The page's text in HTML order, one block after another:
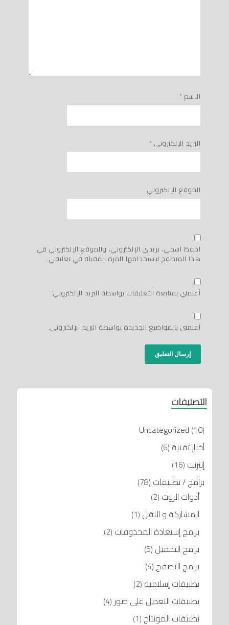
الاسم *
البريد الإلكتروني *
الموقع الإلكتروني
احفظ اسمي، بريدي الإلكتروني، والموقع الإلكتروني في
هذا المتصفح لاستخدامها المرة المقبلة في تعليقي.
أعلمني بمتابعة التعليقات بواسطة البريد الإلكتروني.
أعلمني بالمواضيع الجديدة بواسطة البريد الإلكتروني.
التصنيفات
Uncategorized (10)
أخبار تقنية (6)
إنترنت (16)
برامج / تطبيقات (78)
أدوات الروت (2)
المشاركة و النقل (1)
برامج إستعادة المحذوفات (2)
برامج التحميل (5)
برامج التصفح (4)
تطبيقات إسلامية (2)
تطبيقات التعديل على صور (4)
تطبيقات المونتاج (1)